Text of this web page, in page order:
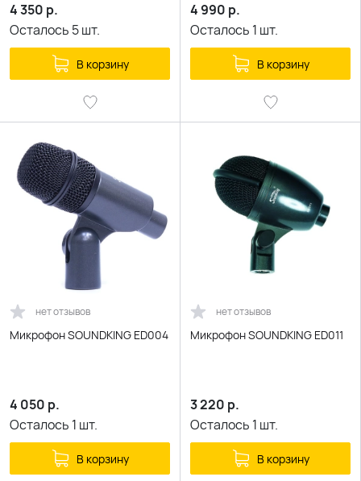
4 350 р.
Осталось 5шт.
В корзину
4 990 р.
Осталось 1 шт.
В корзину
нет отзывов
Микрофон SOUNDKING ED004
4 050 р.
Осталось 1 шт.
В корзину
нет отзывов
Микрофон SOUNDKING ED011
3 220 р.
Осталось 1 шт.
В корзину